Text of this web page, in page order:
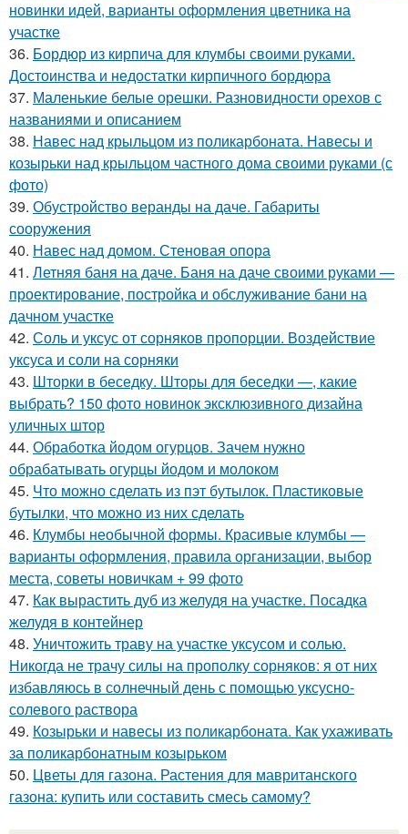
новинки идей, варианты оформления цветника на
участке
36. Бордюр из кирпича для клумбы своими руками.
Достоинства и недостатки кирпичного бордюра
37. Маленькие белые орешки. Разновидности орехов с
названиями и описанием
38. Навес над крыльцом из поликарбоната. Навесы и
козырьки над крыльцом частного дома своими руками (с
фото)
39. Обустройство веранды на даче. Габариты
сооружения
40. Навес над домом. Стеновая опора
41. Летняя баня на даче. Баня на даче своими руками —
проектирование, постройка и обслуживание бани на
дачном участке
42. Соль и уксус от сорняков пропорции. Воздействие
уксуса и соли на сорняки
43. Шторки в беседку. Шторы для беседки —, какие
выбрать? 150 фото новинок эксклюзивного дизайна
уличных штор
44. Обработка йодом огурцов. Зачем нужно
обрабатывать огурцы йодом и молоком
45. Что можно сделать из пэт бутылок. Пластиковые
бутылки, что можно из них сделать
46. Клумбы необычной формы. Красивые клумбы —
варианты оформления, правила организации, выбор
места, советы новичкам + 99 фото
47. Как вырастить дуб из желудя на участке. Посадка
желудя в контейнер
48. Уничтожить траву на участке уксусом и солью.
Никогда не трачу силы на прополку сорняков: я от них
избавляюсь в солнечный день с помощью уксусно-
солевого раствора
49. Козырьки и навесы из поликарбоната. Как ухаживать
за поликарбонатным козырьком
50. Цветы для газона. Растения для мавританского
газона: купить или составить смесь самому?